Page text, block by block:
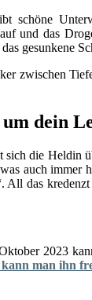
und das
gesunkene
zwischen
um dein
die
auch
All das
2023
man ihn